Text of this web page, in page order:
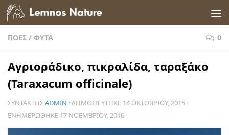
Skip to content
ΠΌΕΣ / ΦΥΤΆ 0
Αγριοράδικο, πικραλίδα, ταραξάκο
(Taraxacum officinale)
ΣΥΝΤΆΚΤΗΣADMIN · ΔΗΜΟΣΙΕΎΤΗΚΕ 14 ΟΚΤΩΒΡΊΟΥ, 2015 ·
ΕΝΗΜΕΡΏΘΗΚΕ 17 ΝΟΕΜΒΡΊΟΥ, 2016